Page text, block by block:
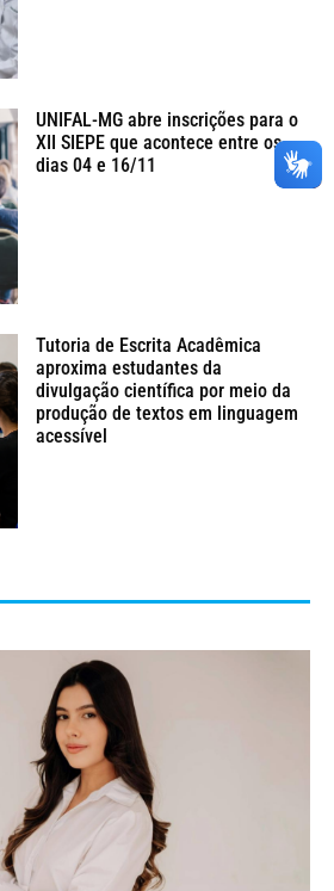
UNIFAL-MG abre inscrições para o
XII SIEPE que acontece entre os
dias 04 e 16/11
Tutoria de Escrita Acadêmica
aproxima estudantes da
divulgação científica por meio da
produção de textos em linguagem
acessível